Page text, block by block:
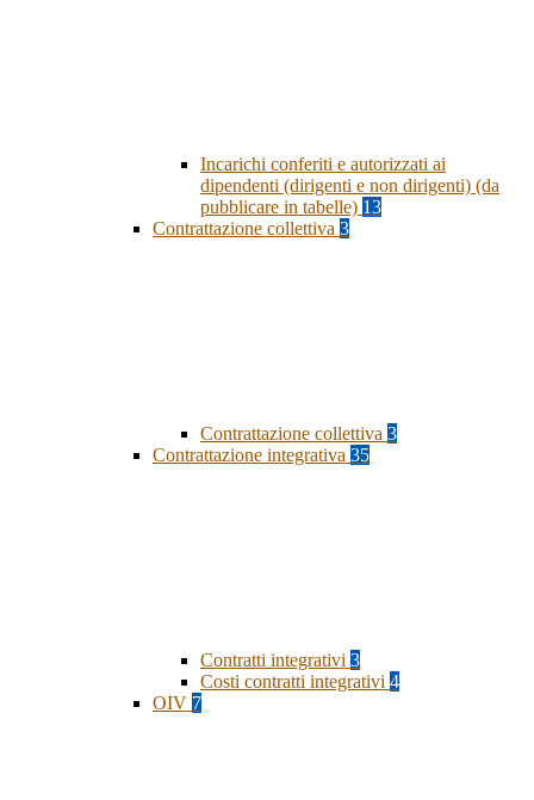
Incarichi conferiti e autorizzati ai
dipendenti (dirigenti e non dirigenti) (da
pubblicare in tabelle) 13
Contrattazione collettiva 3
Contrattazione collettiva 3
Contrattazione integrativa 35
Contratti integrativi 3
Costi contratti integrativi 4
OIV 7